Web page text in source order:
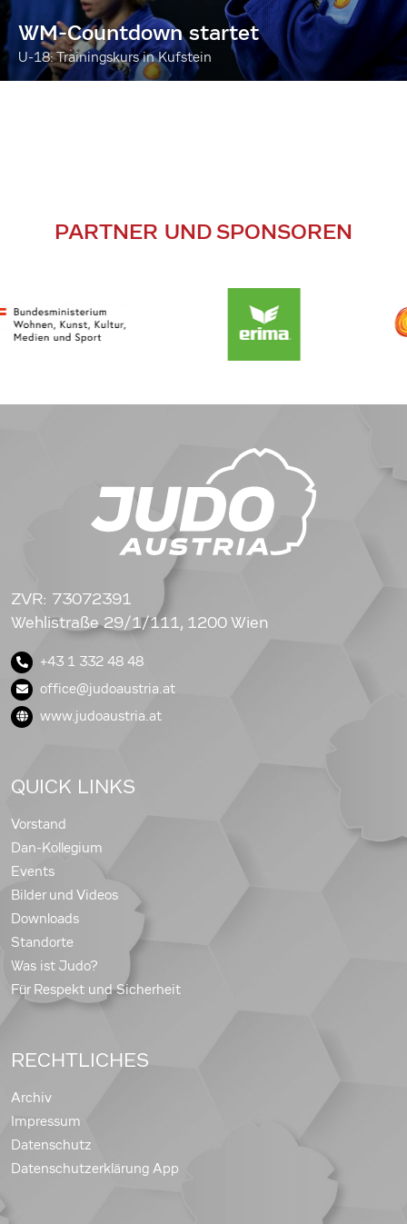
WM-Countdown startet
U-18: Trainingskurs in Kufstein
PARTNER UND SPONSOREN
ZVR: 73072391
Wehlistraße 29/1/111, 1200 Wien
+43 1 332 48 48
office@judoaustria.at
www.judoaustria.at
QUICK LINKS
Vorstand
Dan-Kollegium
Events
Bilder und Videos
Downloads
Standorte
Was ist Judo?
Für Respekt und Sicherheit
RECHTLICHES
Archiv
Impressum
Datenschutz
Datenschutzerklärung App